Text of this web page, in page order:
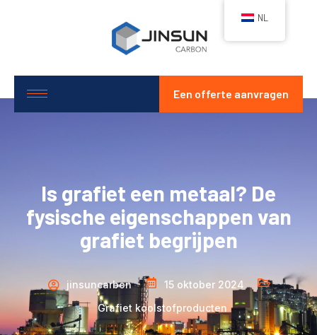
Een offerte aanvragen
Is grafiet een metaal? De
fysische eigenschappen van
grafiet begrijpen
jinsuncarbon
15 oktober 2024
Grafiet koolstofproducten
NL